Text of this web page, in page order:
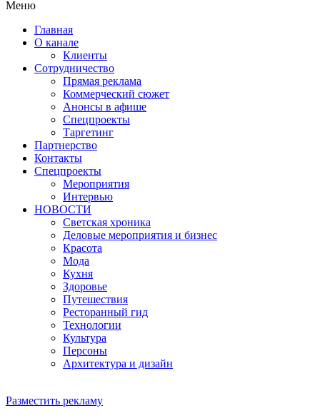
Меню
Главная
О канале
Клиенты
Сотрудничество
Прямая реклама
Коммерческий сюжет
Анонсы в афише
Cпецпроекты
Таргетинг
Партнерство
Контакты
Спецпроекты
Мероприятия
Интервью
НОВОСТИ
Светская хроника
Деловые мероприятия и бизнес
Красота
Мода
Кухня
Здоровье
Путешествия
Ресторанный гид
Технологии
Культура
Персоны
Архитектура и дизайн
Разместить рекламу